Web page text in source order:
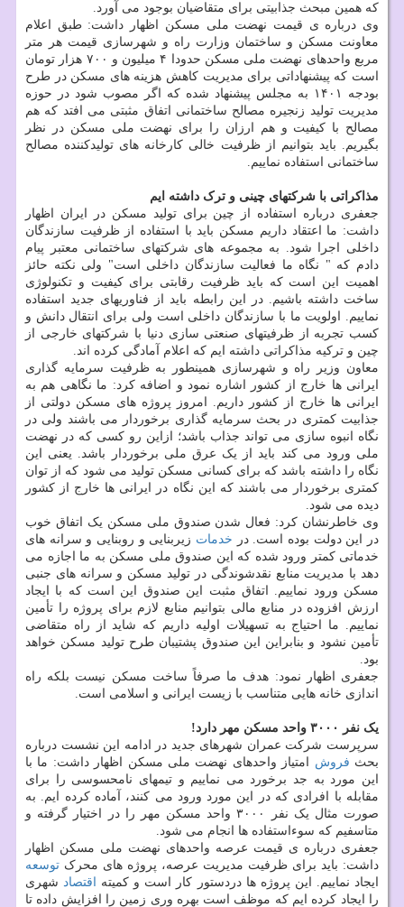
که همین مبحث جذابیتی برای متقاضیان بوجود می آورد.
وی درباره ی قیمت نهضت ملی مسکن اظهار داشت: طبق اعلام
معاونت مسکن و ساختمان وزارت راه و شهرسازی قیمت هر متر
مربع واحدهای نهضت ملی مسکن حدودا ۴ میلیون و ۷۰۰ هزار تومان
است که پیشنهاداتی برای مدیریت کاهش هزینه های مسکن در طرح
بودجه ۱۴۰۱ به مجلس پیشنهاد شده که اگر مصوب شود در حوزه
مدیریت تولید زنجیره مصالح ساختمانی اتفاق مثبتی می افتد که هم
مصالح با کیفیت و هم ارزان را برای نهضت ملی مسکن در نظر
بگیریم. باید بتوانیم از ظرفیت خالی کارخانه های تولیدکننده مصالح
ساختمانی استفاده نماییم.
مذاکراتی با شرکتهای چینی و ترک داشته ایم
جعفری درباره استفاده از چین برای تولید مسکن در ایران اظهار
داشت: ما اعتقاد داریم مسکن باید با استفاده از ظرفیت سازندگان
داخلی اجرا شود. به مجموعه های شرکتهای ساختمانی معتبر پیام
دادم که " نگاه ما فعالیت سازندگان داخلی است" ولی نکته حائز
اهمیت این است که باید ظرفیت رقابتی برای کیفیت و تکنولوژی
ساخت داشته باشیم. در این رابطه باید از فناوریهای جدید استفاده
نماییم. اولویت ما با سازندگان داخلی است ولی برای انتقال دانش و
کسب تجربه از ظرفیتهای صنعتی سازی دنیا با شرکتهای خارجی از
چین و ترکیه مذاکراتی داشته ایم که اعلام آمادگی کرده اند.
معاون وزیر راه و شهرسازی همینطور به ظرفیت سرمایه گذاری
ایرانی ها خارج از کشور اشاره نمود و اضافه کرد: ما نگاهی هم به
ایرانی ها خارج از کشور داریم. امروز پروژه های مسکن دولتی از
جذابیت کمتری در بحث سرمایه گذاری برخوردار می باشند ولی در
نگاه انبوه سازی می تواند جذاب باشد؛ ازاین رو کسی که در نهضت
ملی ورود می کند باید از یک عرق ملی برخوردار باشد. یعنی این
نگاه را داشته باشد که برای کسانی مسکن تولید می شود که از توان
کمتری برخوردار می باشند که این نگاه در ایرانی ها خارج از کشور
دیده می شود.
وی خاطرنشان کرد: فعال شدن صندوق ملی مسکن یک اتفاق خوب
در این دولت بوده است. در خدمات زیربنایی و روبنایی و سرانه های
خدماتی کمتر ورود شده که این صندوق ملی مسکن به ما اجازه می
دهد با مدیریت منابع نقدشوندگی در تولید مسکن و سرانه های جنبی
مسکن ورود نماییم. اتفاق مثبت این صندوق این است که با ایجاد
ارزش افزوده در منابع مالی بتوانیم منابع لازم برای پروژه را تأمین
نماییم. ما احتیاج به تسهیلات اولیه داریم که شاید از راه متقاضی
تأمین نشود و بنابراین این صندوق پشتیبان طرح تولید مسکن خواهد
بود.
جعفری اظهار نمود: هدف ما صرفاً ساخت مسکن نیست بلکه راه
اندازی خانه هایی متناسب با زیست ایرانی و اسلامی است.
یک نفر ۳۰۰۰ واحد مسکن مهر دارد!
سرپرست شرکت عمران شهرهای جدید در ادامه این نشست درباره
بحث فروش امتیاز واحدهای نهضت ملی مسکن اظهار داشت: ما با
این مورد به جد برخورد می نماییم و تیمهای نامحسوسی را برای
مقابله با افرادی که در این مورد ورود می کنند، آماده کرده ایم. به
صورت مثال یک نفر ۳۰۰۰ واحد مسکن مهر را در اختیار گرفته و
متاسفیم که سوءاستفاده ها انجام می شود.
جعفری درباره ی قیمت عرصه واحدهای نهضت ملی مسکن اظهار
داشت: باید برای ظرفیت مدیریت عرصه، پروژه های محرک توسعه
ایجاد نماییم. این پروژه ها دردستور کار است و کمیته
اقتصادشهری
را ایجاد کرده ایم که موظف است بهره وری زمین را افزایش داده تا